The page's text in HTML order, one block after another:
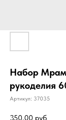
Набор
рукоделия
Артикул: 37035
350,00 руб